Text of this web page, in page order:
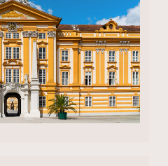
herrlichen
Namen klingt